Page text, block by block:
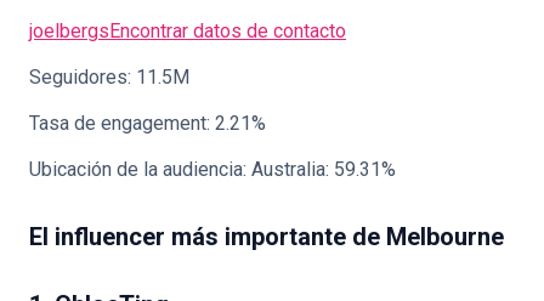
joelbergsEncontrar datos de contacto
Seguidores: 11.5M
Tasa de engagement: 2.21%
Ubicación de la audiencia: Australia: 59.31%
El influencer más importante de Melbourne